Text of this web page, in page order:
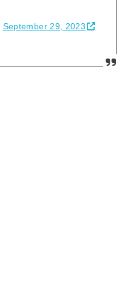
September 29, 2023